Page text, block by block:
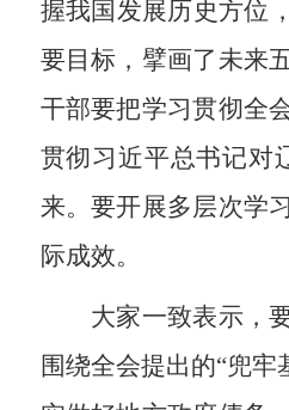
握我国发展历史方位
要目标，擘画了未来
干部要把学习贯彻全
贯彻习近平总书记对
来。要开展多层次学
际成效。
大家一致表示，
围绕全会提出的“兜牢